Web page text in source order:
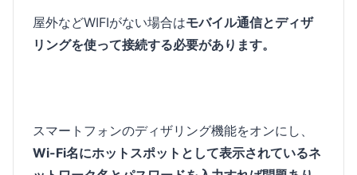
屋外などWIFIがない場合はモバイル通信とディザ
リングを使って接続する必要があります。
スマートフォンのディザリング機能をオンにし、
Wi-Fi名にホットスポットとして表示されているネ